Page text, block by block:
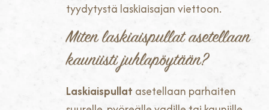
tyydytystä laskiaisajan viettoon.
Miten laskiaispullat asetellaan
kauniisti juhlapöytään?
Laskiaispullat asetellaan parhaiten